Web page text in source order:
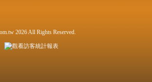
2026 All Rights Reserved.